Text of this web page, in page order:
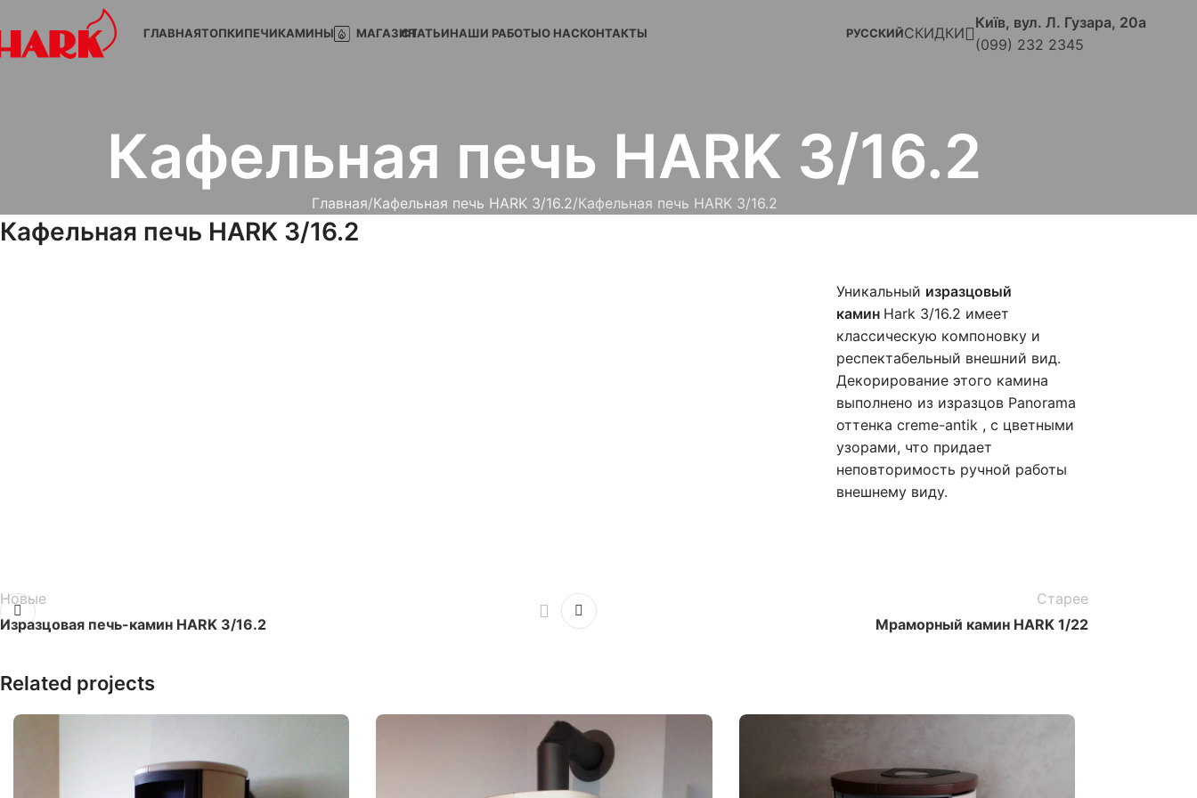
ГЛАВНАЯТОПКИПЕЧИКАМИНЫ МАГАЗИНСТАТЬИНАШИ РАБОТЫО НАСКОНТАКТЫ РУССКИЙСКИДКИ
Київ, вул. Л. Гузара, 20а
(099) 232 2345
Кафельная печь HARK 3/16.2
Главная Кафельная печь HARK 3/16.2 Кафельная печь HARK 3/16.2
Кафельная печь HARK 3/16.2
Уникальный изразцовый
камин Hark 3/16.2 имеет
классическую компоновку и
респектабельный внешний вид.
Декорирование этого камина
выполнено из изразцов Panorama
оттенка creme-antik , с цветными
узорами, что придает
неповторимость ручной работы
внешнему виду.
Новые
Изразцовая печь-камин HARK 3/16.2
Старее
Мраморный камин HARK 1/22
Related projects